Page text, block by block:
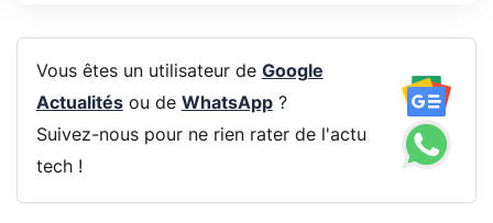
Vous êtes un utilisateur de Google
Actualitésou de WhatsApp?
Suivez-nous pour ne rien rater de l'actu
tech !